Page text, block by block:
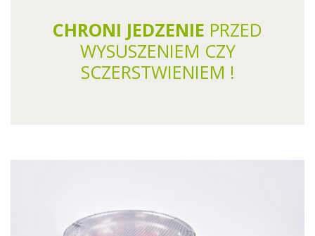
CHRONI JEDZENIE PRZED
WYSUSZENIEM CZY
SCZERSTWIENIEM !